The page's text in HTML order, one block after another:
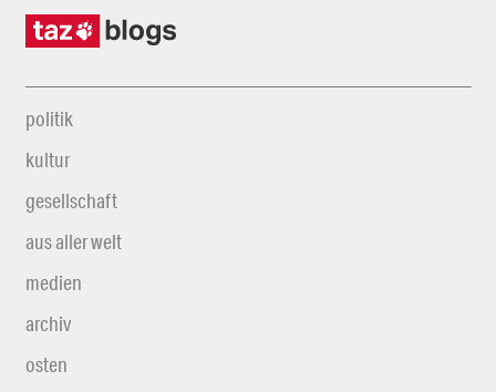
politik
kultur
gesellschaft
aus aller welt
medien
archiv
osten